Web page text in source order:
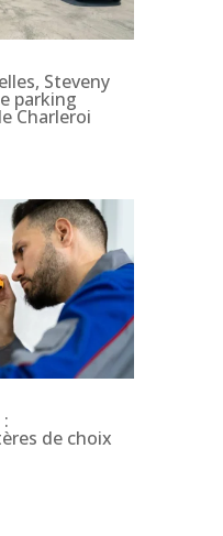
Steveny
parking
Charleroi
de choix